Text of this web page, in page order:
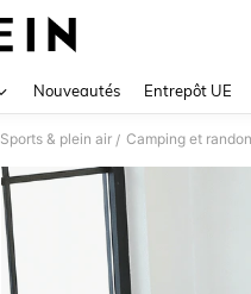
Nouveautés Entrepôt UE
Sports & plein air / Camping et